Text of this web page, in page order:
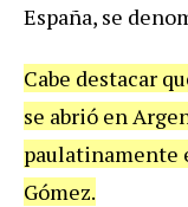
España, se
Cabe destacar
se abrió en
paulatinamente
Gómez.